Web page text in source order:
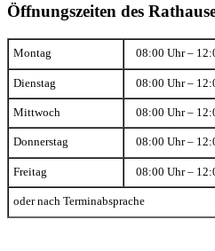
Öffnungszeiten des
Montag 08:00 Uhr –
Dienstag 08:00 Uhr –
Mittwoch 08:00 Uhr –
Donnerstag 08:00 Uhr –
Freitag 08:00 Uhr –
oder nach Terminabsprache